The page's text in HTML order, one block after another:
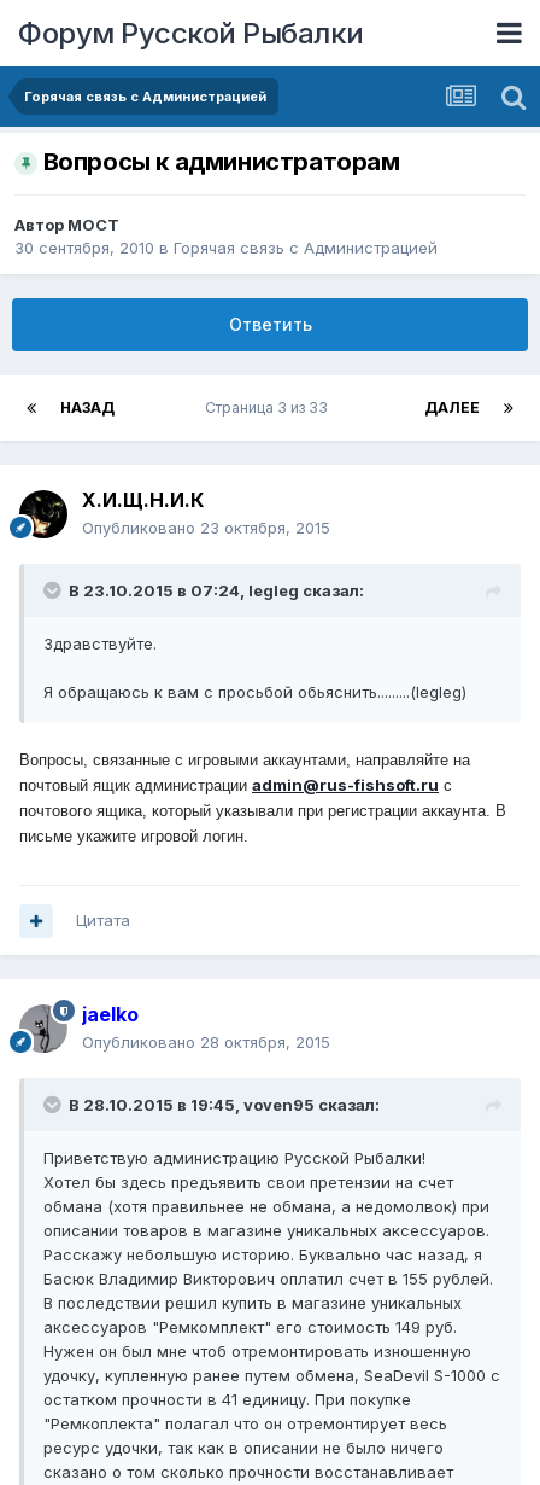
Форум Русской Рыбалки
Горячая связь с Администрацией
Вопросы к администраторам
Автор MOCT
30 сентября, 2010 в Горячая связь с Администрацией
Ответить
НАЗАД ДАЛЕЕ
Страница 3 из 33
Х.И.Щ.Н.И.К
Опубликовано 23 октября, 2015
В 23.10.2015 в 07:24, legleg сказал:
Здравствуйте.
Я обращаюсь к вам с просьбой обьяснить.........(legleg)
Вопросы, связанные с игровыми аккаунтами, направляйте на
почтовый ящик администрации admin@rus-fishsoft.ru с
почтового ящика, который указывали при регистрации аккаунта. В
письме укажите игровой логин.
Цитата
jaelko
Опубликовано 28 октября, 2015
В 28.10.2015 в 19:45, voven95 сказал:
Приветствую администрацию Русской Рыбалки!
Хотел бы здесь предъявить свои претензии на счет
обмана (хотя правильнее не обмана, а недомолвок) при
описании товаров в магазине уникальных аксессуаров.
Расскажу небольшую историю. Буквально час назад, я
Басюк Владимир Викторович оплатил счет в 155 рублей.
В последствии решил купить в магазине уникальных
аксессуаров "Ремкомплект" его стоимость 149 руб.
Нужен он был мне чтоб отремонтировать изношенную
удочку, купленную ранее путем обмена, SeaDevil S-1000 с
остатком прочности в 41 единицу. При покупке
"Ремкоплекта" полагал что он отремонтирует весь
ресурс удочки, так как в описании не было ничего
сказано о том сколько прочности восстанавливает